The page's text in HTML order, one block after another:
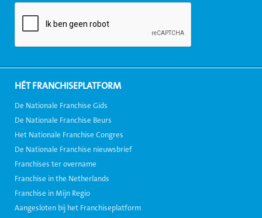
HÉT FRANCHISEPLATFORM
De Nationale Franchise Gids
De Nationale Franchise Beurs
Het Nationale Franchise Congres
De Nationale Franchise nieuwsbrief
Franchises ter overname
Franchise in the Netherlands
Franchise in Mijn Regio
Aangesloten bij het Franchiseplatform